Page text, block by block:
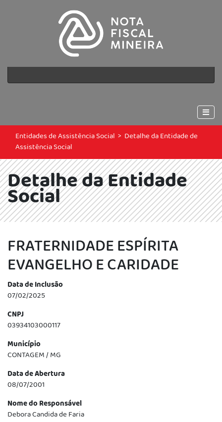
Entidades de Assistência Social > Detalhe da Entidade de
Assistência Social
Detalhe da Entidade
Social
FRATERNIDADE ESPÍRITA
EVANGELHO E CARIDADE
Data de Inclusão
07/02/2025
CNPJ
03934103000117
Município
CONTAGEM / MG
Data de Abertura
08/07/2001
Nome do Responsável
Debora Candida de Faria